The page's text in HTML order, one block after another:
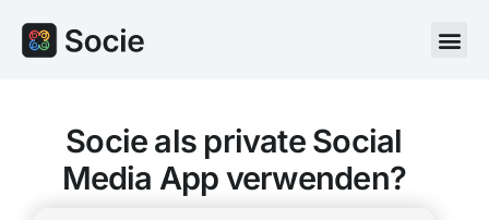
Socie als private Social
Media App verwenden?